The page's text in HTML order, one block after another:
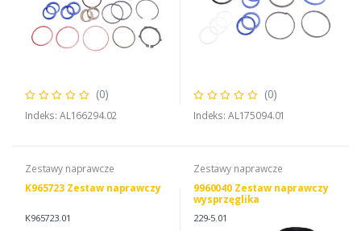
(0)
Indeks: AL166294.02
(0)
Indeks: AL175094.01
Zestawy naprawcze
K965723 Zestaw naprawczy
K965723.01
Zestawy naprawcze
9960040 Zestaw naprawczy
wysprzęglika
229-5.01